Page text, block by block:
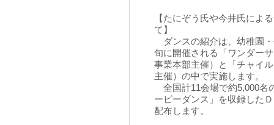
【たにぞう氏や今井氏によ
て】
ダンスの紹介は、幼稚園
旬に開催される「ワンダー
事業本部主催）と「チャイ
主催）の中で実施します。
全国計11会場で約5,000名
ーピーダンス」を収録した
配布します。